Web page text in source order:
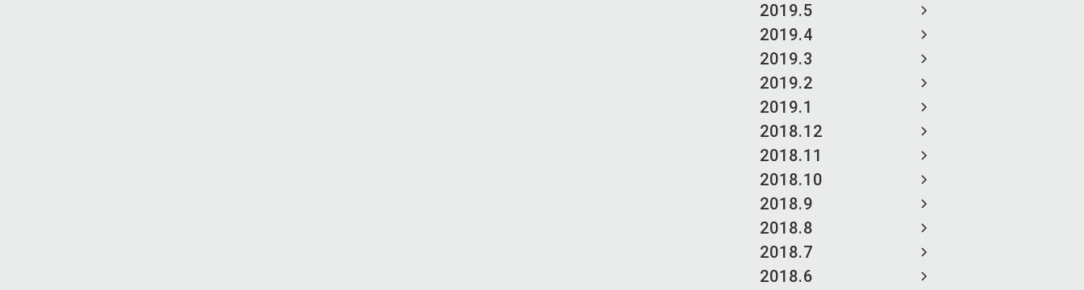
2019.5
2019.4
2019.3
2019.2
2019.1
2018.12
2018.11
2018.10
2018.9
2018.8
2018.7
2018.6